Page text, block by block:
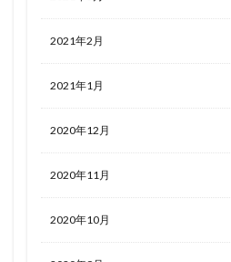
2021年2月
2021年1月
2020年12月
2020年11月
2020年10月